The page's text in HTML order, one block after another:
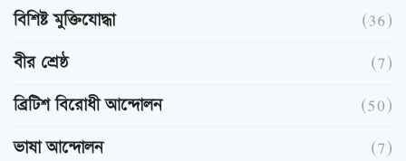
বিশিষ্ট মুক্তিযোদ্ধা
(36)
বীর শ্রেষ্ঠ
(7)
ব্রিটিশ বিরোধী আন্দোলন
(50)
ভাষা আন্দোলন
(7)